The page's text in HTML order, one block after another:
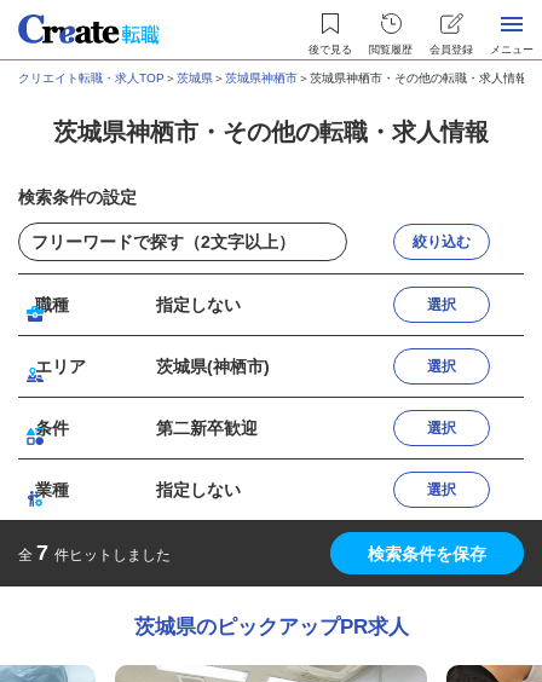
後で見る 閲覧履歴 会員登録 メニュー
クリエイト転職・求人TOP ＞茨城県＞茨城県神栖市＞茨城県神栖市・その他の転職・求人情報
茨城県神栖市・その他の転職・求人情報
検索条件の設定
絞り込む
職種 指定しない 選択
エリア 茨城県(神栖市) 選択
条件 第二新卒歓迎 選択
業種 指定しない 選択
全 7 件ヒットしました 検索条件を保存
茨城県のピックアップPR求人